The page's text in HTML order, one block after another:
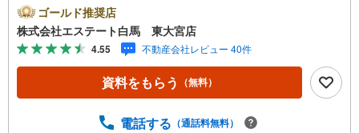
さいお子様や家事で外出できない、天気が悪く外出したく
ない時・LINEやZOOMなど無料のアプリですぐにご利用い
ただけます・リモート見学はスタッフがご興味ある物件の
現地から映像をお届けします・写真では伝わりにくい「空
気感」や違うアングルからみたかったリビングの「見え
方」などもしっかり確認できます・リモート相談は第三者
ランナーと1対1で・バーチャル背景でプライバシーも安
ゴールド推奨店
株式会社エステート白馬 東大宮店
4.55 不動産会社レビュー 40件
資料をもらう （無料）
電話する （通話料無料）